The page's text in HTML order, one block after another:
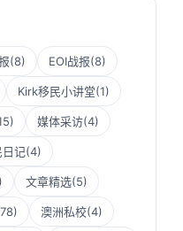
(8) EOI战报(8)
Kirk移民小讲堂(1)
媒体采访(4)
记(4)
文章精选(5)
澳洲私校(4)